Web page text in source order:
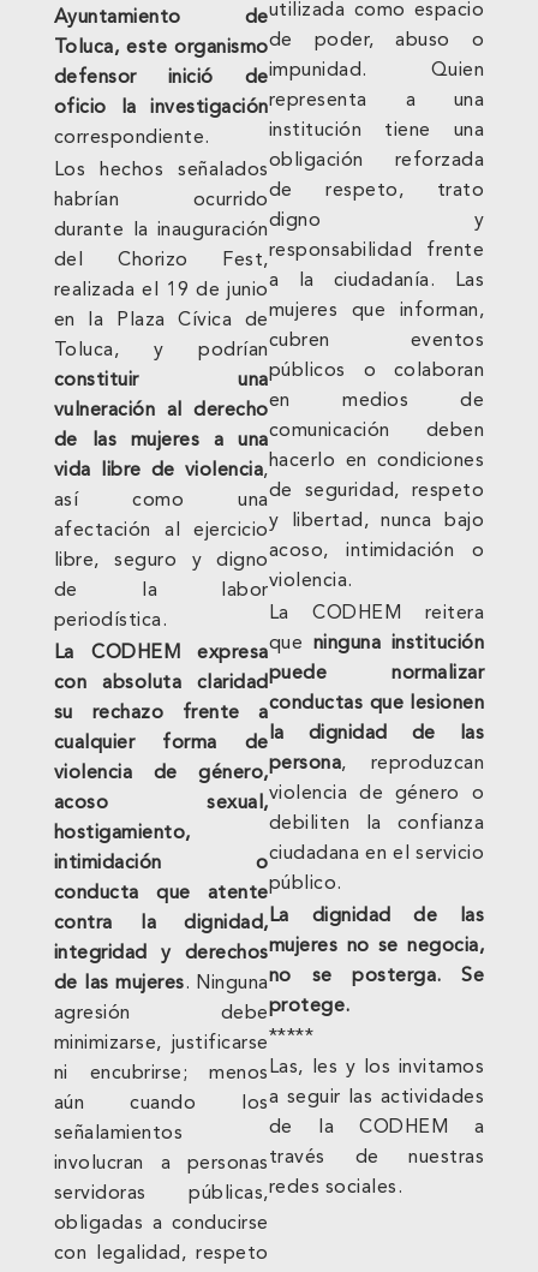
Ayuntamiento de
Toluca, este organismo
defensor inició de
oficio la investigación
correspondiente.
Los hechos señalados
habrían ocurrido
durante la inauguración
del Chorizo Fest,
realizada el 19 de junio
en la Plaza Cívica de
Toluca, y podrían
constituir una
vulneración al derecho
de las mujeres a una
vida libre de violencia,
así como una
afectación al ejercicio
libre, seguro y digno
de la labor
periodística.
La CODHEM expresa
con absoluta claridad
su rechazo frente a
cualquier forma de
violencia de género,
acoso sexual,
hostigamiento,
intimidación o
conducta que atente
contra la dignidad,
integridad y derechos
de las mujeres. Ninguna
agresión debe
minimizarse, justificarse
ni encubrirse; menos
aún cuando los
señalamientos
involucran a personas
servidoras públicas,
obligadas a conducirse
con legalidad, respeto
utilizada como espacio
de poder, abuso o
impunidad. Quien
representa a una
institución tiene una
obligación reforzada
de respeto, trato
digno y
responsabilidad frente
a la ciudadanía. Las
mujeres que informan,
cubren eventos
públicos o colaboran
en medios de
comunicación deben
hacerlo en condiciones
de seguridad, respeto
y libertad, nunca bajo
acoso, intimidación o
violencia.
La CODHEM reitera
que ninguna institución
puede normalizar
conductas que lesionen
la dignidad de las
persona, reproduzcan
violencia de género o
debiliten la confianza
ciudadana en el servicio
público.
La dignidad de las
mujeres no se negocia,
no se posterga. Se
protege.
*****
Las, les y los invitamos
a seguir las actividades
de la CODHEM a
través de nuestras
redes sociales.